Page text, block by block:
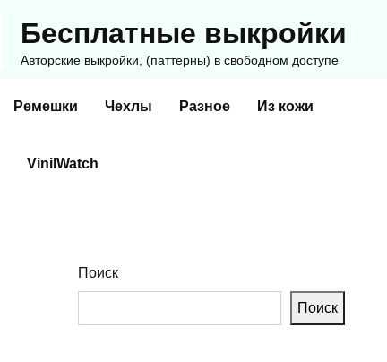
Бесплатные выкройки
Авторские выкройки, (паттерны) в свободном доступе
Ремешки Чехлы Разное Из кожи
VinilWatch
Поиск
Поиск